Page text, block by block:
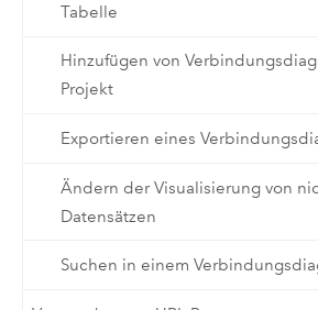
Tabelle
Hinzufügen von
Projekt
Exportieren eines
Ändern der Visualisierung von
Datensätzen
Suchen in einem